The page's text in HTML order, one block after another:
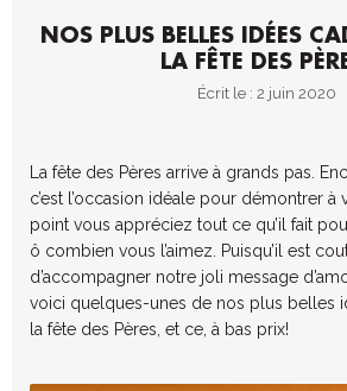
NOS PLUS BELLES IDÉES
LA FÊTE DES
Écrit le : 2 juin 2020
La fête des Pères arrive à grands pas.
c’est l’occasion idéale pour démontrer à
point vous appréciez tout ce qu’il fait
ô combien vous l’aimez. Puisqu’il est
d’accompagner notre joli message
voici quelques-unes de nos plus belles
la fête des Pères, et ce, à bas prix!